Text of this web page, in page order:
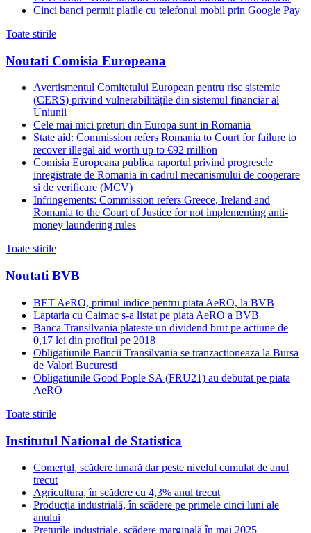
Cinci banci permit platile cu telefonul mobil prin Google Pay
Toate stirile
Noutati Comisia Europeana
Avertismentul Comitetului European pentru risc sistemic
(CERS) privind vulnerabilitățile din sistemul financiar al
Uniunii
Cele mai mici preturi din Europa sunt in Romania
State aid: Commission refers Romania to Court for failure to
recover illegal aid worth up to €92 million
Comisia Europeana publica raportul privind progresele
inregistrate de Romania in cadrul mecanismului de cooperare
si de verificare (MCV)
Infringements: Commission refers Greece, Ireland and
Romania to the Court of Justice for not implementing anti-
money laundering rules
Toate stirile
Noutati BVB
BET AeRO, primul indice pentru piata AeRO, la BVB
Laptaria cu Caimac s-a listat pe piata AeRO a BVB
Banca Transilvania plateste un dividend brut pe actiune de
0,17 lei din profitul pe 2018
Obligatiunile Bancii Transilvania se tranzactioneaza la Bursa
de Valori Bucuresti
Obligatiunile Good Pople SA (FRU21) au debutat pe piata
AeRO
Toate stirile
Institutul National de Statistica
Comerțul, scădere lunară dar peste nivelul cumulat de anul
trecut
Agricultura, în scădere cu 4,3% anul trecut
Producția industrială, în scădere pe primele cinci luni ale
anului
Prețurile industriale, scădere marginală în mai 2025